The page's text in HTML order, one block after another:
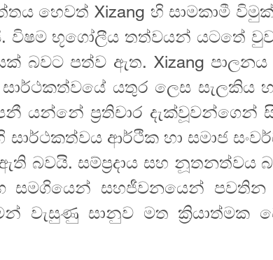
හෙවත් Xizang හි සාමකාමී
විෂම භූගෝලීය තත්වයන් යටතේ
බවට පත්ව ඇත. Xizang
යතුර ලෙස සැලකිය
යන්නේ ප්‍රතිචාර දැක්වූවන්ගෙන්
සාර්ථකත්වය ආර්ථික හා සමාජ
බවයි. සම්ප්‍රදාය සහ නූතනත්වය
සමගියෙන් සහජීවනයෙන් පවතින
වැසුණු සානුව මත ක්‍රියාත්මක